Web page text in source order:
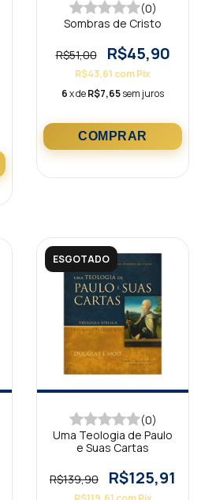
(0)
Sombras de Cristo
R$51,00 R$45,90
R$43,61 comPix
6x deR$7,65sem juros
ESGOTADO
(0)
Uma Teologia de Paulo
e Suas Cartas
R$139,90 R$125,91